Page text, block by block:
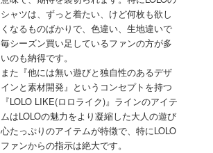
シャツは、ずっと着たい、けど何枚も欲し
くなるものばかりで、色違い、生地違いで
毎シーズン買い足しているファンの方が多
いのも納得です。
また『他には無い遊びと独自性のあるデザ
インと素材開発』というコンセプトを持つ
『LOLO LIKE(ロロライク)』ラインのアイテ
ムはLOLOの魅力をより凝縮した大人の遊び
心たっぷりのアイテムが特徴で、特にLOLO
ファンからの指示は絶大です。